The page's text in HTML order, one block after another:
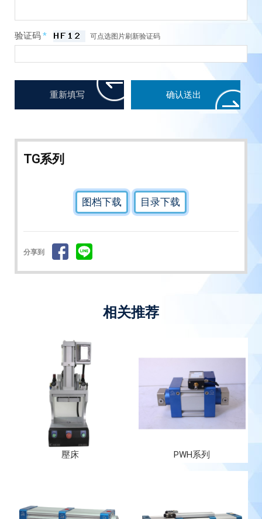
验证码* 可点选图片刷新验证码
TG系列
图档下载 目录下载
分享到
壓床 PWH系列